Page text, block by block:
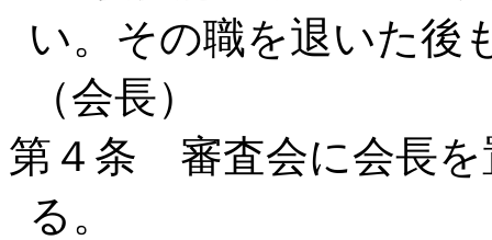
い。その職を退いた後
（会長）
第４条 審査会に会長を
る。